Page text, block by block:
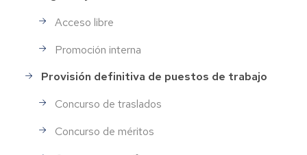
Acceso libre
Promoción interna
Provisión definitiva de puestos de trabajo
Concurso de traslados
Concurso de méritos